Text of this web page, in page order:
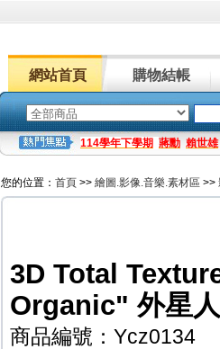
網站首頁 購物結帳
114學年下學期 蔣勳 賴世雄
您的位置： 首頁 >> 繪圖.影像.音樂.素材區 >>
3D Total
Organic" 外星
商品編號：Ycz0134